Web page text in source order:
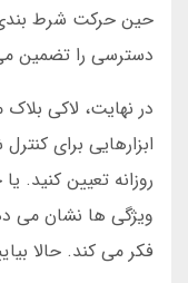
حین حرکت شرط بندی
دسترسی را تضمین
در نهایت، لاکی
ابزارهایی برای
روزانه تعیین کنید.
ویژگی ها نشان می
فکر می کند. حالا